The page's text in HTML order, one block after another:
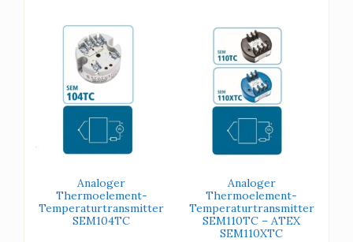
Analoger
Thermoelement-
Temperaturtransmitter
SEM104TC
Analoger
Thermoelement-
Temperaturtransmitter
SEM110TC – ATEX
SEM110XTC